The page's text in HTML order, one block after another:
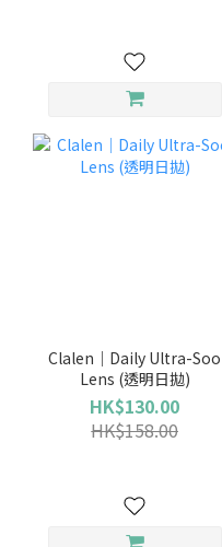
Clalen｜Daily Ultra-Soo
Lens (透明日拋)
HK$130.00
HK$158.00